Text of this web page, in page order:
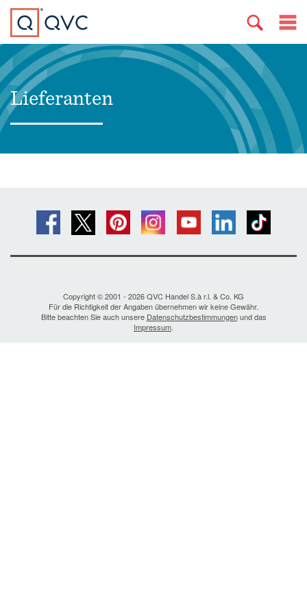
Lieferanten
Copyright © 2001 - 2026 QVC Handel S.à r.l. & Co. KG
Für die Richtigkeit der Angaben übernehmen wir keine Gewähr.
Bitte beachten Sie auch unsere Datenschutzbestimmungenund das
Impressum.